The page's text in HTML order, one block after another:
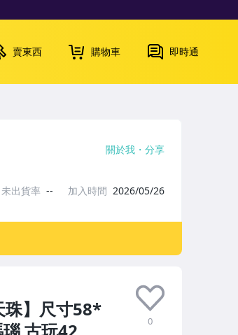
賣東西 購物車 即時通
珠】尺寸58*
0
關於我 分享
未出貨率 -- 加入時間 2026/05/26